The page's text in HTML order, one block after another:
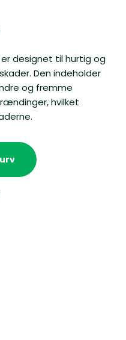
designet til hurtig og
Den indeholder
og fremme
hvilket